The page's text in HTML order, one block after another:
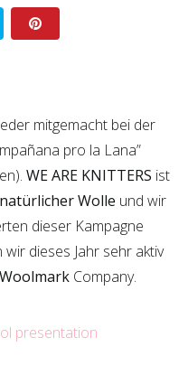
mitgemacht bei der
pro la Lana”
WE ARE KNITTERS ist
Wolle und wir
dieser Kampagne
dieses Jahr sehr aktiv
WoolmarkCompany.